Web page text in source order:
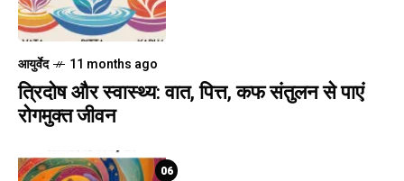
आयुर्वेद 11 months ago
त्रिदोष और स्वास्थ्य: वात, पित्त, कफ संतुलन से पाएं
रोगमुक्त जीवन
06